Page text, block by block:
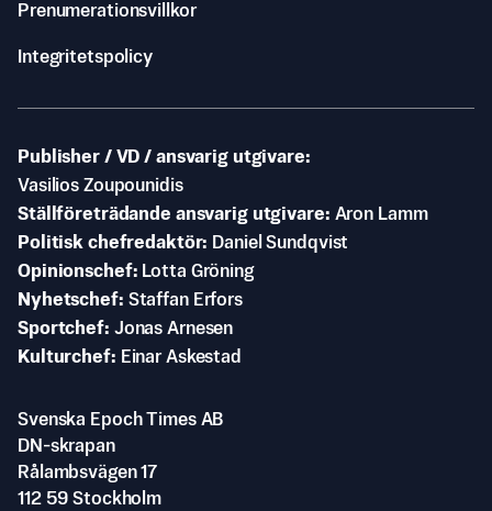
Prenumerationsvillkor
Integritetspolicy
Publisher / VD / ansvarig utgivare
Vasilios Zoupounidis
Ställföreträdande ansvarig utgivare Aron Lamm
Politisk chefredaktör
Daniel Sundqvist
Opinionschef
Lotta Gröning
Nyhetschef Staffan Erfors
Sportchef Jonas Arnesen
Kulturchef
Einar Askestad
Svenska Epoch Times AB
DN-skrapan
Rålambsvägen 17
112 59 Stockholm